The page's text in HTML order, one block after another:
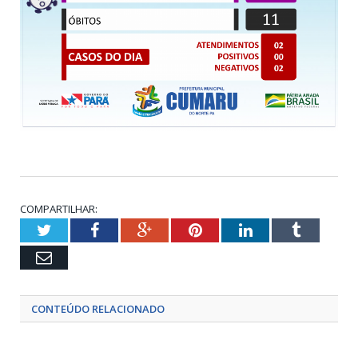
COMPARTILHAR:
TwitterFacebookGoogle+PinterestLinkedInTumblr
Email
CONTEÚDO RELACIONADO